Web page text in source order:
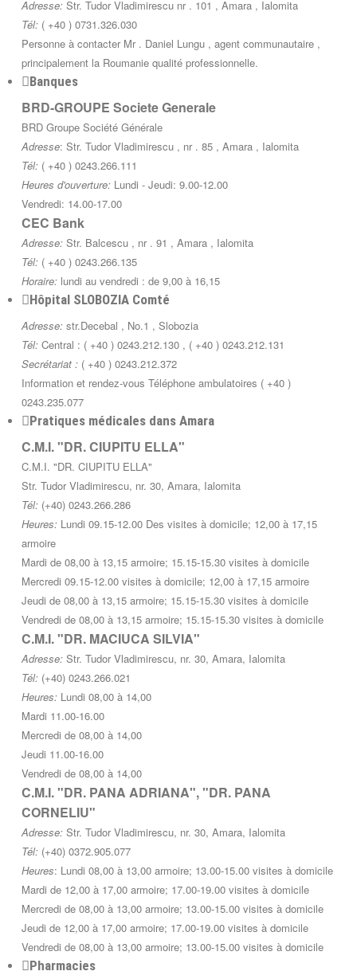
Adresse: Str. Tudor Vladimirescu nr . 101 , Amara , Ialomita
Tél: ( +40 ) 0731.326.030
Personne à contacter Mr . Daniel Lungu , agent communautaire ,
principalement la Roumanie qualité professionnelle.
Banques
BRD-GROUPE Societe Generale
BRD Groupe Société Générale
Adresse: Str. Tudor Vladimirescu , nr . 85 , Amara , Ialomita
Tél: ( +40 ) 0243.266.111
Heures d'ouverture: Lundi - Jeudi: 9.00-12.00
Vendredi: 14.00-17.00
CEC Bank
Adresse: Str. Balcescu , nr . 91 , Amara , Ialomita
Tél: ( +40 ) 0243.266.135
Horaire: lundi au vendredi : de 9,00 à 16,15
Hôpital SLOBOZIA Comté
Adresse: str.Decebal , No.1 , Slobozia
Tél: Central : ( +40 ) 0243.212.130 , ( +40 ) 0243.212.131
Secrétariat : ( +40 ) 0243.212.372
Information et rendez-vous Téléphone ambulatoires ( +40 )
0243.235.077
Pratiques médicales dans Amara
C.M.I. "DR. CIUPITU ELLA"
C.M.I. "DR. CIUPITU ELLA"
Str. Tudor Vladimirescu, nr. 30, Amara, Ialomita
Tél: (+40) 0243.266.286
Heures: Lundi 09.15-12.00 Des visites à domicile; 12,00 à 17,15
armoire
Mardi de 08,00 à 13,15 armoire; 15.15-15.30 visites à domicile
Mercredi 09.15-12.00 visites à domicile; 12,00 à 17,15 armoire
Jeudi de 08,00 à 13,15 armoire; 15.15-15.30 visites à domicile
Vendredi de 08,00 à 13,15 armoire; 15.15-15.30 visites à domicile
C.M.I. "DR. MACIUCA SILVIA"
Adresse: Str. Tudor Vladimirescu, nr. 30, Amara, Ialomita
Tél: (+40) 0243.266.021
Heures: Lundi 08,00 à 14,00
Mardi 11.00-16.00
Mercredi de 08,00 à 14,00
Jeudi 11.00-16.00
Vendredi de 08,00 à 14,00
C.M.I. "DR. PANA ADRIANA", "DR. PANA
CORNELIU"
Adresse: Str. Tudor Vladimirescu, nr. 30, Amara, Ialomita
Tél: (+40) 0372.905.077
Heures: Lundi 08,00 à 13,00 armoire; 13.00-15.00 visites à domicile
Mardi de 12,00 à 17,00 armoire; 17.00-19.00 visites à domicile
Mercredi de 08,00 à 13,00 armoire; 13.00-15.00 visites à domicile
Jeudi de 12,00 à 17,00 armoire; 17.00-19.00 visites à domicile
Vendredi de 08,00 à 13,00 armoire; 13.00-15.00 visites à domicile
Pharmacies